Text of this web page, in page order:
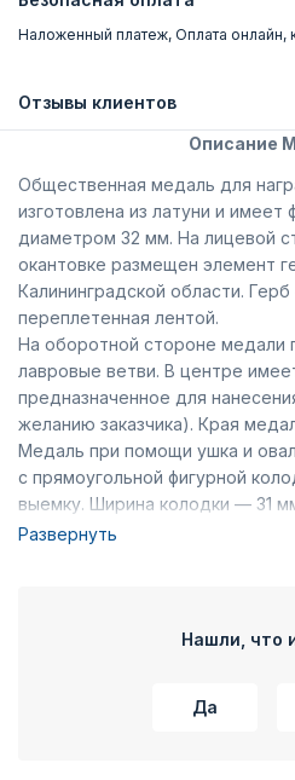
Наложенный платеж, Оплата онлайн,
Отзывы клиентов
Описание
Общественная медаль для
изготовлена из латуни и имеет
диаметром 32 мм. На лицевой
окантовке размещен элемент
Калининградской области.
переплетенная лентой.
На оборотной стороне медали
лавровые ветви. В центре
предназначенное для
желанию заказчика). Края
Медаль при помощи ушка и
с прямоугольной фигурной
выемку. Ширина колодки — 31
(включая нижний выступ). Вдоль
текстом. Текст зависит от
Развернуть
Нашли, что
Да